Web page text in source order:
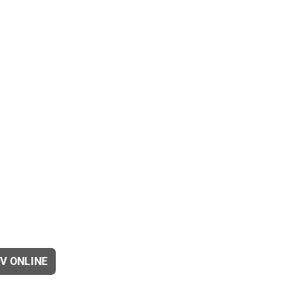
ONLINE